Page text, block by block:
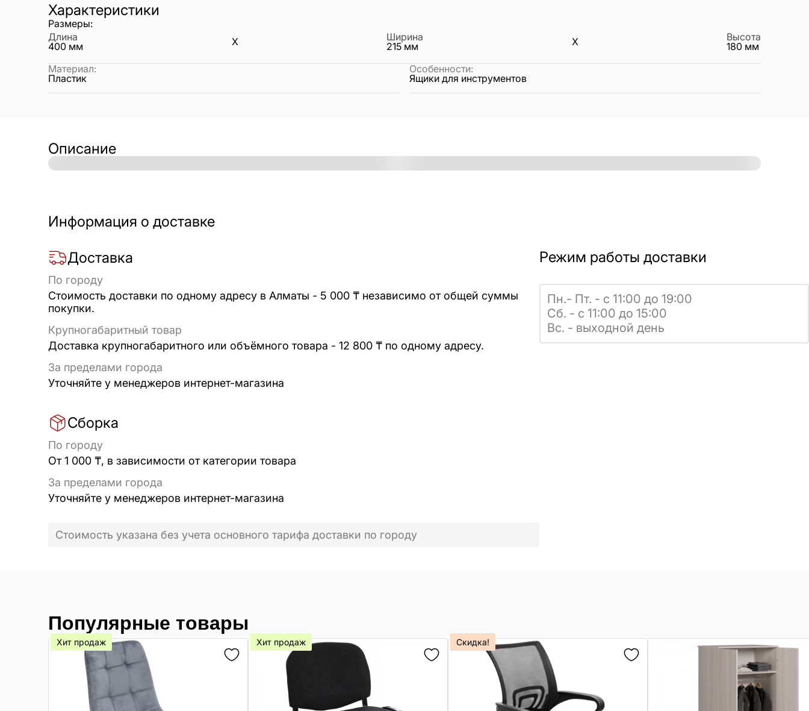
Характеристики
Размеры:
Длина
400 мм X
Ширина
215 мм X
Высота
180 мм
Материал:
Пластик
Особенности:
Ящики для инструментов
Описание
Информация о доставке
Доставка
По городу
Стоимость доставки по одному адресу в Алматы - 5 000 ₸ независимо от общей суммы
покупки.
Крупногабаритный товар
Доставка крупногабаритного или объёмного товара - 12 800 ₸ по одному адресу.
За пределами города
Уточняйте у менеджеров интернет-магазина
Сборка
По городу
От 1 000 ₸, в зависимости от категории товара
За пределами города
Уточняйте у менеджеров интернет-магазина
Стоимость указана без учета основного тарифа доставки по городу
Режим работы доставки
Пн.- Пт. - с 11:00 до 19:00
Сб. - с 11:00 до 15:00
Вс. - выходной день
Популярные товары
Хит продаж Хит продаж Скидка!